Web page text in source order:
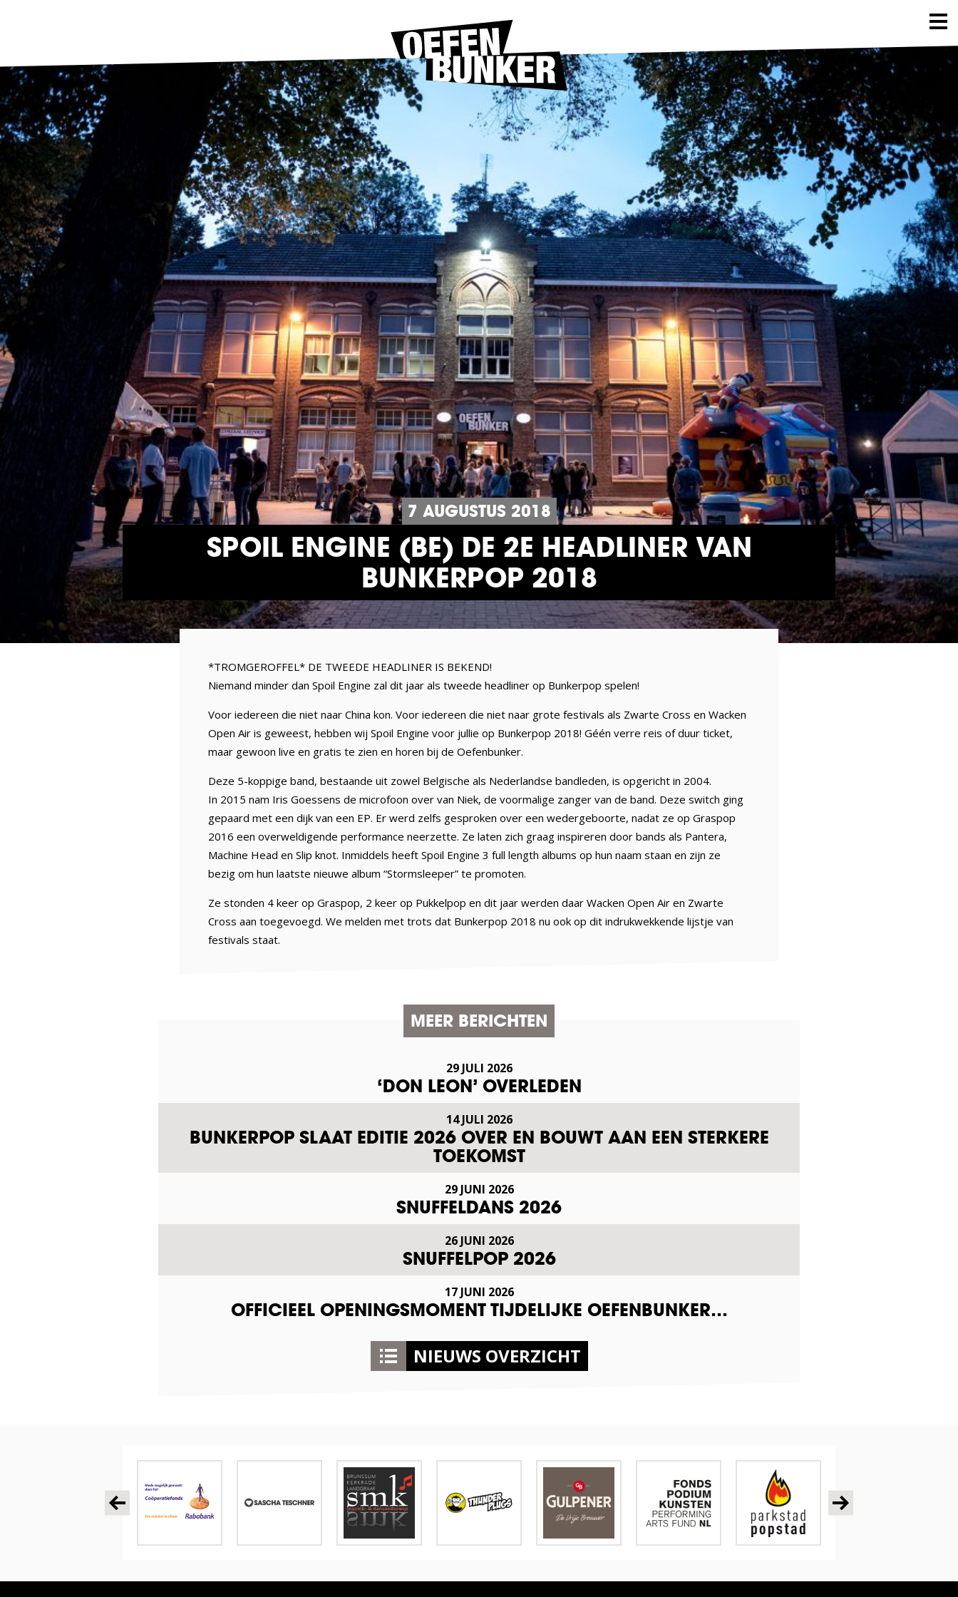
7 AUGUSTUS 2018
SPOIL ENGINE (BE) DE 2E HEADLINER VAN
BUNKERPOP 2018
*TROMGEROFFEL* DE TWEEDE HEADLINER IS BEKEND!
Niemand minder dan Spoil Engine zal dit jaar als tweede headliner op Bunkerpop spelen!
Voor iedereen die niet naar China kon. Voor iedereen die niet naar grote festivals als Zwarte Cross en Wacken
Open Air is geweest, hebben wij Spoil Engine voor jullie op Bunkerpop 2018! Géén verre reis of duur ticket,
maar gewoon live en gratis te zien en horen bij de Oefenbunker.
Deze 5-koppige band, bestaande uit zowel Belgische als Nederlandse bandleden, is opgericht in 2004.
In 2015 nam Iris Goessens de microfoon over van Niek, de voormalige zanger van de band. Deze switch ging
gepaard met een dijk van een EP. Er werd zelfs gesproken over een wedergeboorte, nadat ze op Graspop
2016 een overweldigende performance neerzette. Ze laten zich graag inspireren door bands als Pantera,
Machine Head en Slip knot. Inmiddels heeft Spoil Engine 3 full length albums op hun naam staan en zijn ze
bezig om hun laatste nieuwe album “Stormsleeper” te promoten.
Ze stonden 4 keer op Graspop, 2 keer op Pukkelpop en dit jaar werden daar Wacken Open Air en Zwarte
Cross aan toegevoegd. We melden met trots dat Bunkerpop 2018 nu ook op dit indrukwekkende lijstje van
festivals staat.
MEER BERICHTEN
29 JULI 2026
‘DON LEON’ OVERLEDEN
14 JULI 2026
BUNKERPOP SLAAT EDITIE 2026 OVER EN BOUWT AAN EEN STERKERE
TOEKOMST
29 JUNI 2026
SNUFFELDANS 2026
26 JUNI 2026
SNUFFELPOP 2026
17 JUNI 2026
OFFICIEEL OPENINGSMOMENT TIJDELIJKE OEFENBUNKER…
NIEUWS OVERZICHT